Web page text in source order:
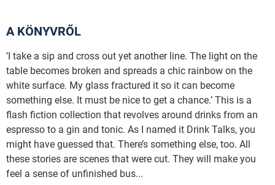
A KÖNYVRŐL
’I take a sip and cross out yet another line. The light on the
table becomes broken and spreads a chic rainbow on the
white surface. My glass fractured it so it can become
something else. It must be nice to get a chance.’ This is a
flash fiction collection that revolves around drinks from an
espresso to a gin and tonic. As I named it Drink Talks, you
might have guessed that. There’s something else, too. All
these stories are scenes that were cut. They will make you
feel a sense of unfinished bus...